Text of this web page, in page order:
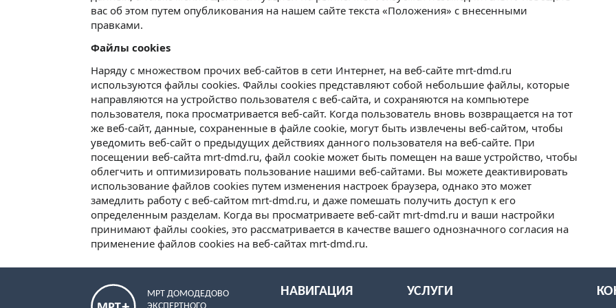
вас об этом путем опубликования на нашем сайте текста «Положения» с внесенными
правками.
Файлы cookies
Наряду с множеством прочих веб-сайтов в сети Интернет, на веб-сайте mrt-dmd.ru
используются файлы cookies. Файлы cookies представляют собой небольшие файлы, которые
направляются на устройство пользователя с веб-сайта, и сохраняются на компьютере
пользователя, пока просматривается веб-сайт. Когда пользователь вновь возвращается на тот
же веб-сайт, данные, сохраненные в файле cookie, могут быть извлечены веб-сайтом, чтобы
уведомить веб-сайт о предыдущих действиях данного пользователя на веб-сайте. При
посещении веб-сайта mrt-dmd.ru, файл cookie может быть помещен на ваше устройство, чтобы
облегчить и оптимизировать пользование нашими веб-сайтами. Вы можете деактивировать
использование файлов cookies путем изменения настроек браузера, однако это может
замедлить работу с веб-сайтом mrt-dmd.ru, и даже помешать получить доступ к его
определенным разделам. Когда вы просматриваете веб-сайт mrt-dmd.ru и ваши настройки
принимают файлы cookies, это рассматривается в качестве вашего однозначного согласия на
применение файлов cookies на веб-сайтах mrt-dmd.ru.
МРТ ДОМОДЕДОВО
НАВИГАЦИЯ УСЛУГИ